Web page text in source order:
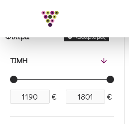
Φίλτρα Καθαρισμός
ΤΙΜΉ
€ €